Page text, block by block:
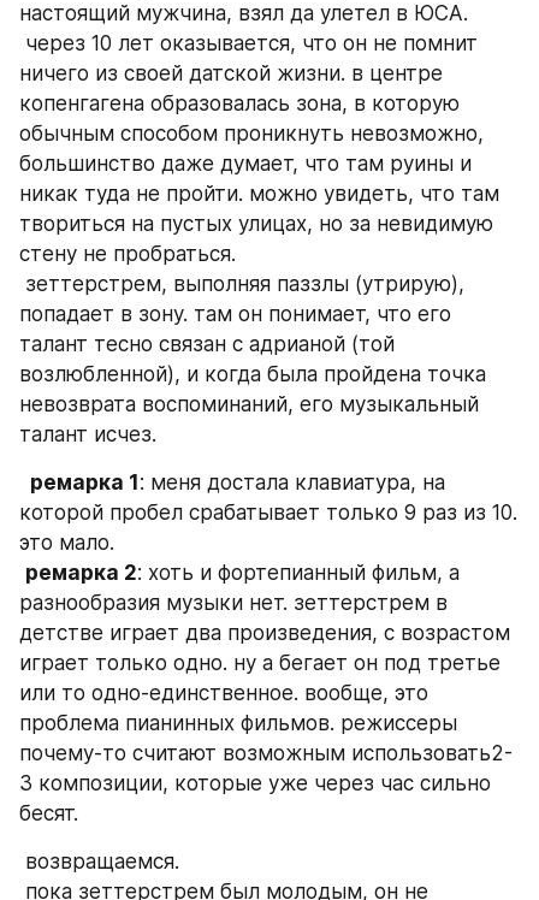
настоящий мужчина, взял да улетел в ЮСА.
ничего из своей датской жизни. в центре
копенгагена образовалась зона, в которую
обычным способом проникнуть невозможно,
большинство даже думает, что там руины и
никак туда не пройти. можно увидеть, что там
твориться на пустых улицах, но за невидимую
стену не пробраться.
попадает в зону. там он понимает, что его
талант тесно связан с адрианой (той
возлюбленной), и когда была пройдена точка
невозврата воспоминаний, его музыкальный
талант исчез.
ремарка 1 : меня достала клавиатура, на
которой пробел срабатывает только 9 раз из 10.
это мало.
ремарка 2: хоть и фортепианный фильм, а
разнообразия музыки нет. зеттерстрем в
детстве играет два произведения, с возрастом
играет только одно. ну а бегает он под третье
или то одно-единственное. вообще, это
проблема пианинных фильмов. режиссеры
почему-то считают возможным использовать2-
3 композиции, которые уже через час сильно
бесят.
возвращаемся.